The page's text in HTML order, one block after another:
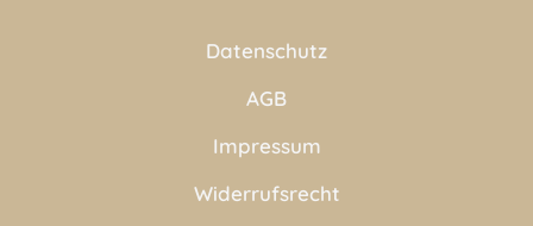
Datenschutz
AGB
Impressum
Widerrufsrecht